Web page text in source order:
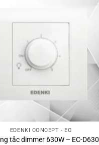
EDENKI CONCEPT - EC
tắc dimmer 630W – EC-D630